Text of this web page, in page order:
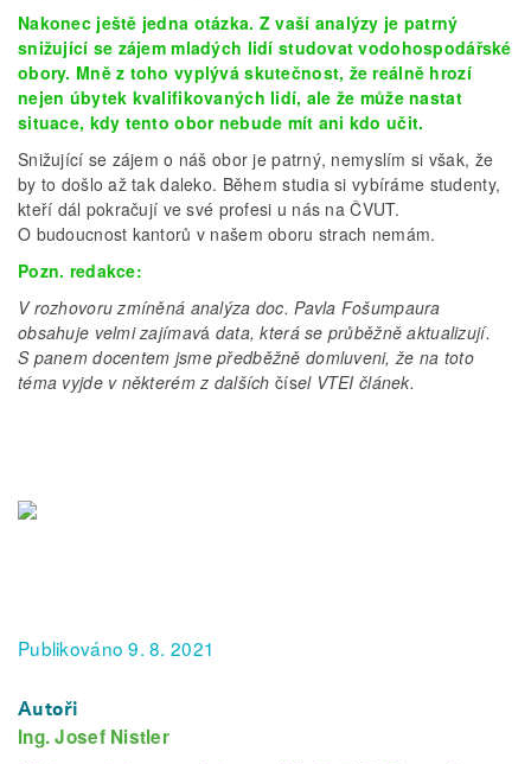
Nakonec ještě jedna otázka. Z vaší analýzy je patrný
snižující se zájem mladých lidí studovat vodohospodářské
obory. Mně z toho vyplývá skutečnost, že reálně hrozí
nejen úbytek kvalifikovaných lidí, ale že může nastat
situace, kdy tento obor nebude mít ani kdo učit.
Snižující se zájem o náš obor je patrný, nemyslím si však, že
by to došlo až tak daleko. Během studia si vybíráme studenty,
kteří dál pokračují ve své profesi u nás na ČVUT.
O budoucnost kantorů v našem oboru strach nemám.
Pozn. redakce:
V rozhovoru zmíněná analýza doc. Pavla Fošumpaura
obsahuje velmi zajímavá data, která se průběžně aktualizují.
S panem docentem jsme předběžně domluveni, že na toto
téma vyjde v některém z dalších čísel VTEI článek.
Publikováno 9. 8. 2021
Autoři
Ing. Josef Nistler